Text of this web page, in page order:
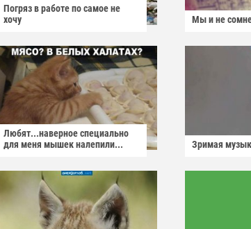
Погряз в работе по самое не
хочу
Мы и не
Любят...наверное специально
для меня мышек налепили...
Зримая